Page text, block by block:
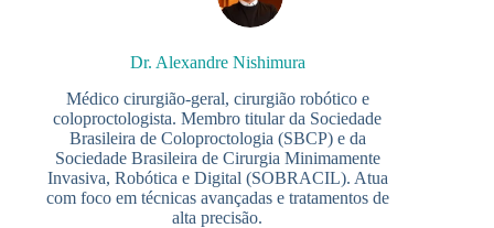
Dr. Alexandre Nishimura
Médico cirurgião-geral, cirurgião robótico e
coloproctologista. Membro titular da Sociedade
Brasileira de Coloproctologia (SBCP) e da
Sociedade Brasileira de Cirurgia Minimamente
Invasiva, Robótica e Digital (SOBRACIL). Atua
com foco em técnicas avançadas e tratamentos de
alta precisão.